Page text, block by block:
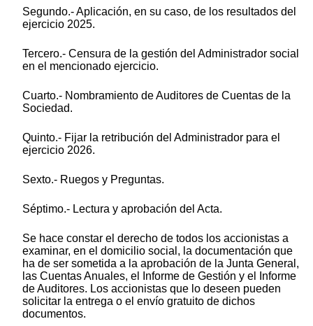
Segundo.- Aplicación, en su caso, de los resultados del
ejercicio 2025.
Tercero.- Censura de la gestión del Administrador social
en el mencionado ejercicio.
Cuarto.- Nombramiento de Auditores de Cuentas de la
Sociedad.
Quinto.- Fijar la retribución del Administrador para el
ejercicio 2026.
Sexto.- Ruegos y Preguntas.
Séptimo.- Lectura y aprobación del Acta.
Se hace constar el derecho de todos los accionistas a
examinar, en el domicilio social, la documentación que
ha de ser sometida a la aprobación de la Junta General,
las Cuentas Anuales, el Informe de Gestión y el Informe
de Auditores. Los accionistas que lo deseen pueden
solicitar la entrega o el envío gratuito de dichos
documentos.